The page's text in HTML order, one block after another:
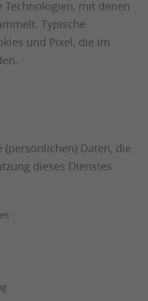
Technologien, mit denen
Typische
und Pixel, die im
(persönlichen) Daten, die
dieses Dienstes